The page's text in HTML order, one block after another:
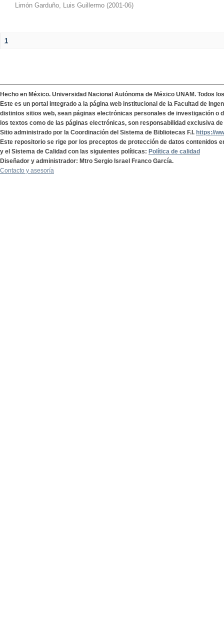
Limón Garduño, Luis Guillermo (2001-06)
1
Hecho en México. Universidad Nacional Autónoma de México UNAM. Todos
Este es un portal integrado a la página web institucional de la Facultad de
distintos sitios web, sean páginas electrónicas personales de investigación o
los textos como de las páginas electrónicas, son responsabilidad exclusiva
Sitio administrado por la Coordinación del Sistema de Bibliotecas F.I. https://
Este repositorio se rige por los preceptos de protección de datos contenidos
y el Sistema de Calidad con las siguientes políticas: Política de calidad
Diseñador y administrador: Mtro Sergio Israel Franco García.
Contacto y asesoría